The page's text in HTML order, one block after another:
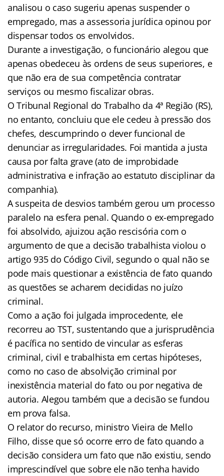
analisou o caso sugeriu apenas suspender o
empregado, mas a assessoria jurídica opinou por
dispensar todos os envolvidos.
Durante a investigação, o funcionário alegou que
apenas obedeceu às ordens de seus superiores, e
que não era de sua competência contratar
serviços ou mesmo fiscalizar obras.
O Tribunal Regional do Trabalho da 4ª Região (RS),
no entanto, concluiu que ele cedeu à pressão dos
chefes, descumprindo o dever funcional de
denunciar as irregularidades. Foi mantida a justa
causa por falta grave (ato de improbidade
administrativa e infração ao estatuto disciplinar da
companhia).
A suspeita de desvios também gerou um processo
paralelo na esfera penal. Quando o ex-empregado
foi absolvido, ajuizou ação rescisória com o
argumento de que a decisão trabalhista violou o
artigo 935 do Código Civil, segundo o qual não se
pode mais questionar a existência de fato quando
as questões se acharem decididas no juízo
criminal.
Como a ação foi julgada improcedente, ele
recorreu ao TST, sustentando que a jurisprudência
é pacífica no sentido de vincular as esferas
criminal, civil e trabalhista em certas hipóteses,
como no caso de absolvição criminal por
inexistência material do fato ou por negativa de
autoria. Alegou também que a decisão se fundou
em prova falsa.
O relator do recurso, ministro Vieira de Mello
Filho, disse que só ocorre erro de fato quando a
decisão considera um fato que não existiu, sendo
imprescindível que sobre ele não tenha havido